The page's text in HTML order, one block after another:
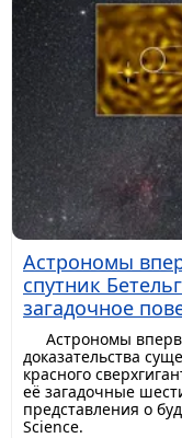
Астрономы
спутник
загадочное
Астрономы
доказательства
красного
её загадочные
представления о
Science.